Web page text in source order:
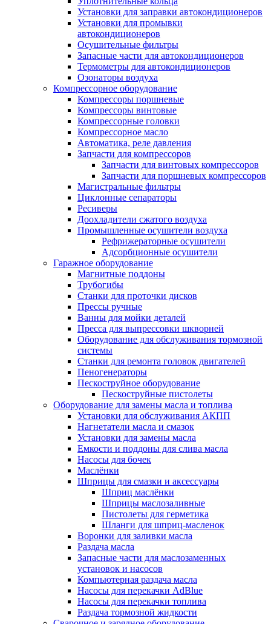
Установки для заправки автокондиционеров
Установки для промывки
автокондиционеров
Осушительные фильтры
Запасные части для автокондиционеров
Термометры для автокондиционеров
Озонаторы воздуха
Компрессорное оборудование
Компрессоры поршневые
Компрессоры винтовые
Компрессорные головки
Компрессорное масло
Автоматика, реле давления
Запчасти для компрессоров
Запчасти для винтовых компрессоров
Запчасти для поршневых компрессоров
Магистральные фильтры
Циклонные сепараторы
Ресиверы
Доохладители сжатого воздуха
Промышленные осушители воздуха
Рефрижераторные осушители
Адсорбционные осушители
Гаражное оборудование
Магнитные поддоны
Трубогибы
Станки для проточки дисков
Прессы ручные
Ванны для мойки деталей
Пресса для выпрессовки шкворней
Оборудование для обслуживания тормозной
системы
Станки для ремонта головок двигателей
Пеногенераторы
Пескоструйное оборудование
Пескоструйные пистолеты
Оборудование для замены масла и топлива
Установки для обслуживания АКПП
Нагнетатели масла и смазок
Установки для замены масла
Емкости и поддоны для слива масла
Насосы для бочек
Маслёнки
Шприцы для смазки и аксессуары
Шприц маслёнки
Шприцы маслозаливные
Пистолеты для герметика
Шланги для шприц-масленок
Воронки для заливки масла
Раздача масла
Запасные части для маслозаменных
установок и насосов
Компьютерная раздача масла
Насосы для перекачки AdBlue
Насосы для перекачки топлива
Раздача тормозной жидкости